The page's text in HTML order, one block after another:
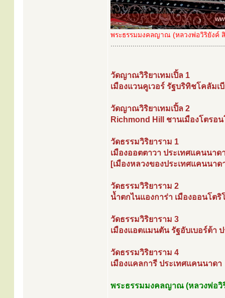
พระธรรมมงคลญาณ (หลวงพ่อวิริยังค์
วัดญาณวิริยาเทมเปิ้ล 1
เมืองแวนคูเวอร์ รัฐบริทิชโคลัมเ
วัดญาณวิริยาเทมเปิ้ล 2
Richmond Hill ชานเมืองโตรอ
วัดธรรมวิริยาราม 1
เมืองออตตาวา ประเทศแคนนาด
[เมืองหลวงของประเทศแคนนาด
วัดธรรมวิริยาราม 2
น้ำตกไนแองการ่า เมืองออนโต
วัดธรรมวิริยาราม 3
เมืองแอตแมนตัน รัฐอับเบอร์ต้า
วัดธรรมวิริยาราม 4
เมืองแคลการี ประเทศแคนนาดา
พระธรรมมงคลญาณ (หลวงพ่อวิ